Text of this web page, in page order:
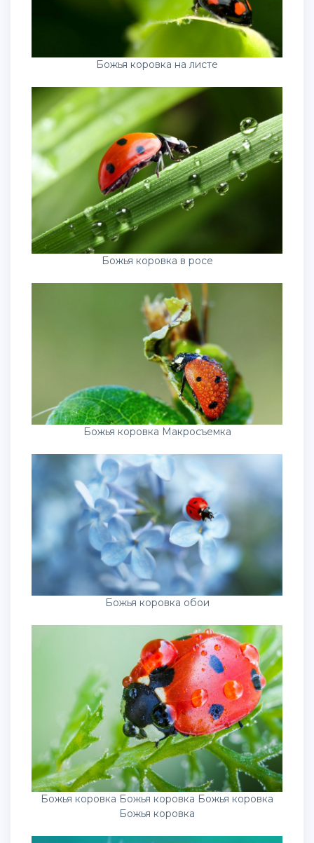
Божья коровка на листе
Божья коровка в росе
Божья коровка Макросъемка
Божья коровка обои
Божья коровка Божья коровка Божья коровка
Божья коровка